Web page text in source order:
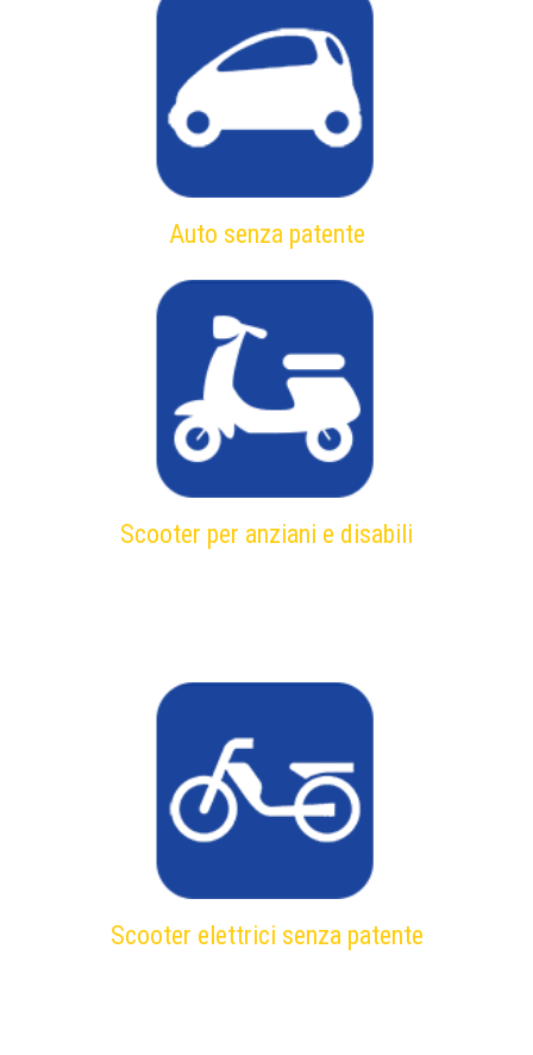
Auto senza patente
Scooter per anziani e disabili
Scooter elettrici senza patente